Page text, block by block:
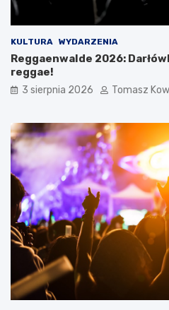
KULTURA WYDARZENIA
Reggaenwalde 2026:
reggae!
3 sierpnia 2026 Tomasz